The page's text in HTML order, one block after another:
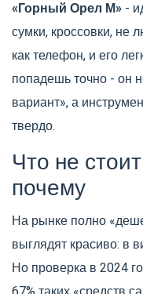
«Горный Орел М» -
сумки, кроссовки, не
как телефон, и его
попадешь точно - он
вариант», а
твердо.
Что не
почему
На рынке полно
выглядят красиво: в
Но проверка в 2024